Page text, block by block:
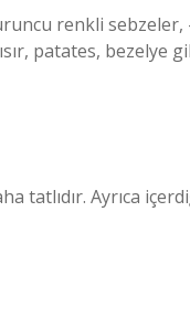
renkli sebzeler,
patates, bezelye
tatlıdır. Ayrıca